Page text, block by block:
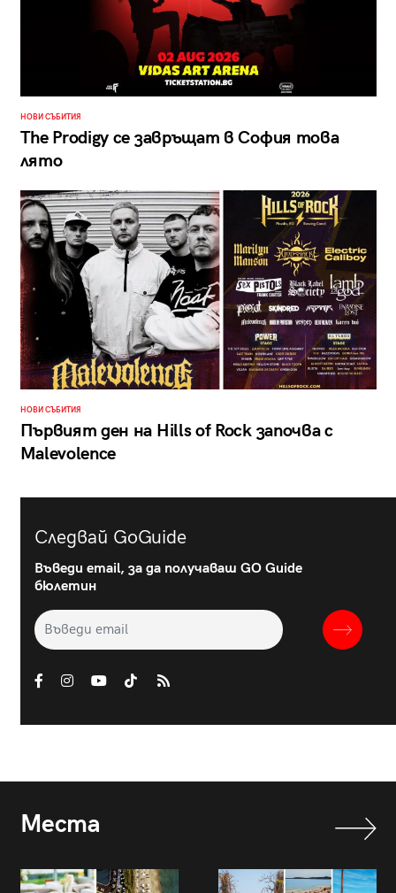
НОВИ СЪБИТИЯ
The Prodigy се завръщат в София това
лято
НОВИ СЪБИТИЯ
Първият ден на Hills of Rock започва с
Malevolence
Следвай GoGuide
Въведи email, за да получаваш GO Guide
бюлетин
Места